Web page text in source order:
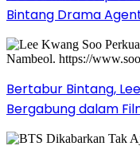
Bintang Drama
Bertabur Bintang,
Bergabung dalam